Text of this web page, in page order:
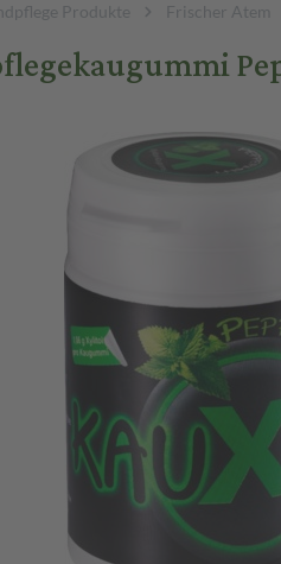
Produkte Frischer Atem